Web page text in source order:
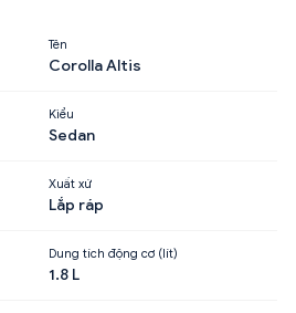
Tên
Corolla Altis
Kiểu
Sedan
Xuất xứ
Lắp ráp
Dung tích động cơ (lít)
1.8 L